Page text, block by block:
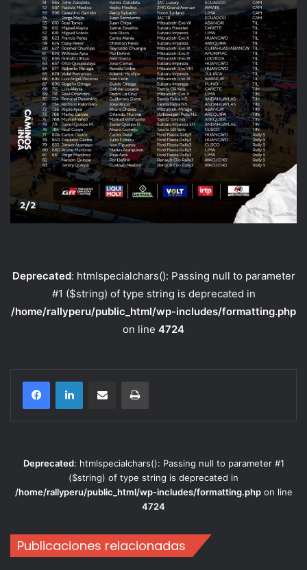
Deprecated: htmlspecialchars(): Passing null to parameter
#1 ($string) of type string is deprecated in
/home/rallyperu/public_html/wp-includes/formatting.php
on line 4724
Compartir por correo electrónicoImprimir
Deprecated: htmlspecialchars(): Passing null to parameter #1
($string) of type string is deprecated in
/home/rallyperu/public_html/wp-includes/formatting.phpon line
4724
Publicaciones relacionadas